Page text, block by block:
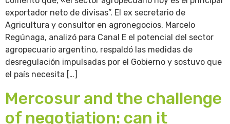
exportador neto de divisas”. El ex secretario de
Agricultura y consultor en agronegocios, Marcelo
Regúnaga, analizó para Canal E el potencial del sector
agropecuario argentino, respaldó las medidas de
desregulación impulsadas por el Gobierno y sostuvo que
el país necesita […]
Mercosur and the challenge
of negotiation: can it